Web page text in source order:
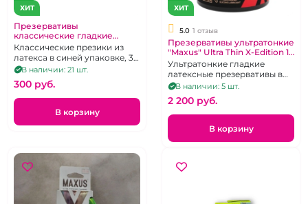
ХИТ
Презервативы
классические гладкие
"Unilatex" Natural Plain 3 шт
Классические презики из
латекса в синей упаковке, 3
шт.В наличии: 21 шт.
300 pуб.
В корзину
ХИТ
5.0 1 отзыв
Презервативы ультратонкие
"Maxus" Ultra Thin X-Edition 12
шт в черной банке
Ультратонкие гладкие
латексные презервативы в
большой банке. 12 шт.
В наличии: 5 шт.
2 200 pуб.
В корзину